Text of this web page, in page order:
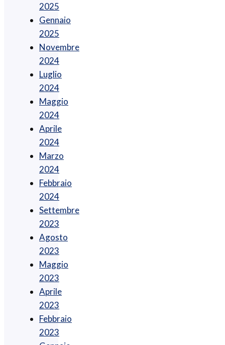
2025
Gennaio
2025
Novembre
2024
Luglio
2024
Maggio
2024
Aprile
2024
Marzo
2024
Febbraio
2024
Settembre
2023
Agosto
2023
Maggio
2023
Aprile
2023
Febbraio
2023